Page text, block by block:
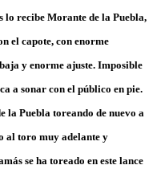
lo recibe Morante de la Puebla,
el capote, con enorme
y enorme ajuste. Imposible
a sonar con el público en pie.
la Puebla toreando de nuevo a
al toro muy adelante y
se ha toreado en este lance